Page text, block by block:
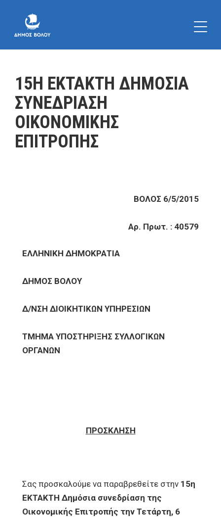
15Η ΕΚΤΑΚΤΗ ΔΗΜΟΣΙΑ
ΣΥΝΕΔΡΙΑΣΗ
ΟΙΚΟΝΟΜΙΚΗΣ
ΕΠΙΤΡΟΠΗΣ
ΒΟΛΟΣ 6/5/2015
Αρ. Πρωτ. : 40579
ΕΛΛΗΝΙΚΗ ΔΗΜΟΚΡΑΤΙΑ
ΔΗΜΟΣ ΒΟΛΟΥ
Δ/ΝΣΗ ΔΙΟΙΚΗΤΙΚΩΝ ΥΠΗΡΕΣΙΩΝ
ΤΜΗΜΑ ΥΠΟΣΤΗΡΙΞΗΣ ΣΥΛΛΟΓΙΚΩΝ
ΟΡΓΑΝΩΝ
ΠΡΟΣΚΛΗΣΗ
Σας προσκαλούμε να παραβρεθείτε στην 15η
ΕΚΤΑΚΤΗ Δημόσια συνεδρίαση της
Οικονομικής Επιτροπής την Τετάρτη, 6